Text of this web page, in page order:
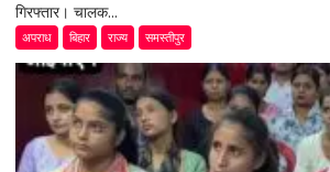
गिरफ्तार। चालक...
अपराध बिहार राज्य समस्तीपुर